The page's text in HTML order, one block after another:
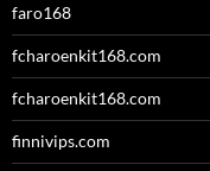
faro168
fcharoenkit168.com
fcharoenkit168.com
finnivips.com